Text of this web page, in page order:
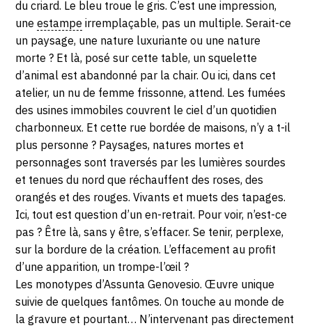
du criard. Le bleu troue le gris. C’est une impression,
uneestampe irremplaçable, pas un multiple. Serait-ce
un paysage, une nature luxuriante ou une nature
morte ? Et là, posé sur cette table, un squelette
d’animal est abandonné par la chair. Ou ici, dans cet
atelier, un nu de femme frissonne, attend. Les fumées
des usines immobiles couvrent le ciel d’un quotidien
charbonneux. Et cette rue bordée de maisons, n’y a t-il
plus personne ? Paysages, natures mortes et
personnages sont traversés par les lumières sourdes
et tenues du nord que réchauffent des roses, des
orangés et des rouges. Vivants et muets des tapages.
Ici, tout est question d’un en-retrait. Pour voir, n’est-ce
pas ? Être là, sans y être, s’effacer. Se tenir, perplexe,
sur la bordure de la création. L’effacement au profit
d’une apparition, un trompe-l’œil ?
Les monotypes d’Assunta Genovesio. Œuvre unique
suivie de quelques fantômes. On touche au monde de
la gravure et pourtant… N’intervenant pas directement